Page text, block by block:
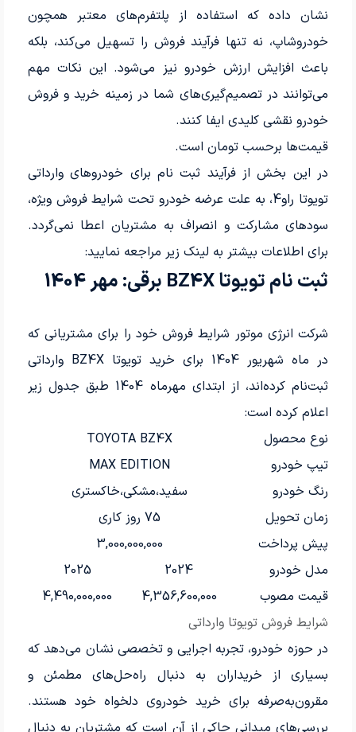
نشان داده که استفاده از پلتفرم‌های معتبر همچون
خودروشاپ، نه تنها فرآیند فروش را تسهیل می‌کند، بلکه
باعث افزایش ارزش خودرو نیز می‌شود. این نکات مهم
می‌توانند در تصمیم‌گیری‌های شما در زمینه خرید و فروش
خودرو نقشی کلیدی ایفا کنند.
قیمت‌ها برحسب تومان است.
در این بخش از فرآیند ثبت نام برای خودروهای وارداتی
تویوتا راو4، به علت عرضه خودرو تحت شرایط فروش ویژه،
سودهای مشارکت و انصراف به مشتریان اعطا نمی‌گردد.
برای اطلاعات بیشتر به لینک زیر مراجعه نمایید:
ثبت نام تویوتا BZ4X برقی: مهر 1404
شرکت انرژی موتور شرایط فروش خود را برای مشتریانی که
در ماه شهریور 1404 برای خرید تویوتا BZ4X وارداتی
ثبت‌نام کرده‌اند، از ابتدای مهرماه 1404 طبق جدول زیر
اعلام کرده است:
شرایط فروش تویوتا وارداتی
نوع محصول
TOYOTA BZ4X
تیپ خودرو
MAX EDITION
رنگ خودرو
سفید،مشکی،خاکستری
زمان تحویل
75 روز کاری
پیش پرداخت
3,000,000,000
مدل خودرو
2024
2025
قیمت مصوب
4,356,600,000
4,490,000,000
در حوزه خودرو، تجربه اجرایی و تخصصی نشان می‌دهد که
بسیاری از خریداران به دنبال راه‌حل‌های مطمئن و
مقرون‌به‌صرفه برای خرید خودروی دلخواه خود هستند.
بررسی‌های میدانی حاکی از آن است که مشتریان به دنبال